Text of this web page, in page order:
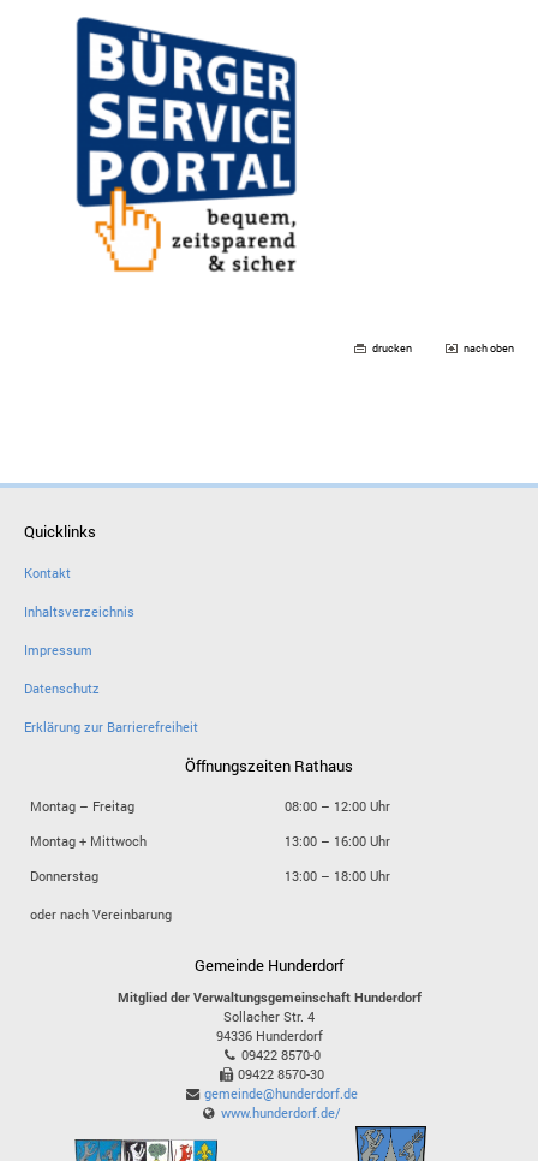
drucken nach oben
Quicklinks
Kontakt
Inhaltsverzeichnis
Impressum
Datenschutz
Erklärung zur Barrierefreiheit
Öffnungszeiten Rathaus
Montag – Freitag
08:00 – 12:00 Uhr
Montag + Mittwoch
13:00 – 16:00 Uhr
Donnerstag
13:00 – 18:00 Uhr
oder nach Vereinbarung
Gemeinde Hunderdorf
Mitglied der Verwaltungsgemeinschaft Hunderdorf
Sollacher Str. 4
94336 Hunderdorf
09422 8570-0
09422 8570-30
gemeinde@hunderdorf.de
www.hunderdorf.de/